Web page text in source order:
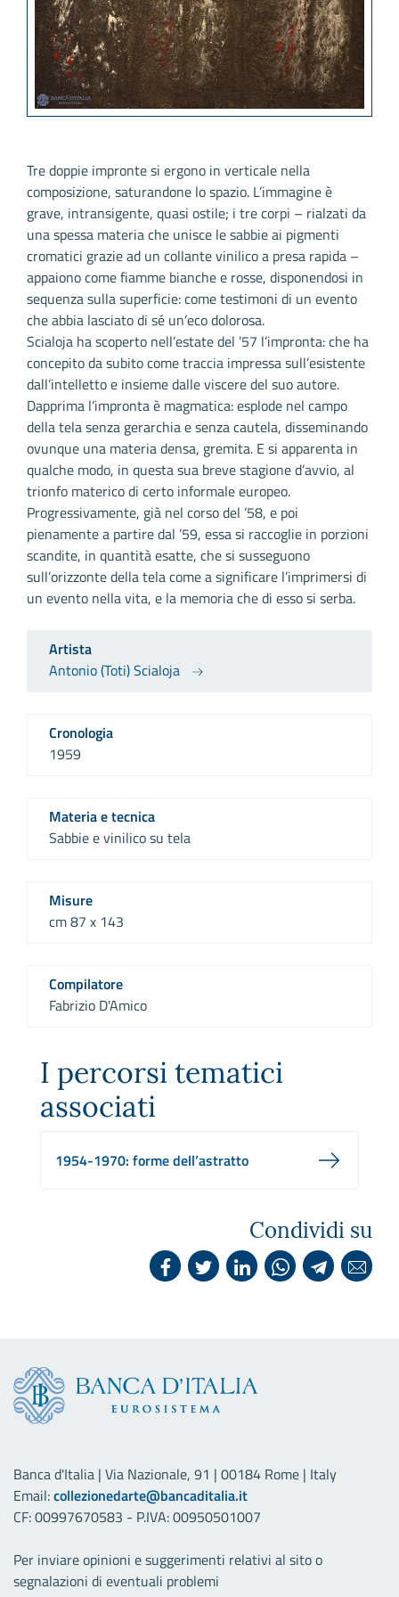
Tre doppie impronte si ergono in verticale nella
composizione, saturandone lo spazio. L’immagine è
grave, intransigente, quasi ostile; i tre corpi – rialzati da
una spessa materia che unisce le sabbie ai pigmenti
cromatici grazie ad un collante vinilico a presa rapida –
appaiono come fiamme bianche e rosse, disponendosi in
sequenza sulla superficie: come testimoni di un evento
che abbia lasciato di sé un’eco dolorosa.
Scialoja ha scoperto nell’estate del ’57 l’impronta: che ha
concepito da subito come traccia impressa sull’esistente
dall’intelletto e insieme dalle viscere del suo autore.
Dapprima l’impronta è magmatica: esplode nel campo
della tela senza gerarchia e senza cautela, disseminando
ovunque una materia densa, gremita. E si apparenta in
qualche modo, in questa sua breve stagione d’avvio, al
trionfo materico di certo informale europeo.
Progressivamente, già nel corso del ’58, e poi
pienamente a partire dal ’59, essa si raccoglie in porzioni
scandite, in quantità esatte, che si susseguono
sull’orizzonte della tela come a significare l’imprimersi di
un evento nella vita, e la memoria che di esso si serba.
Artista
Antonio (Toti) Scialoja
Cronologia
1959
Materia e tecnica
Sabbie e vinilico su tela
Misure
cm 87 x 143
Compilatore
Fabrizio D'Amico
I percorsi tematici
associati
1954-1970: forme dell’astratto
Condividi su
Banca d'Italia | Via Nazionale, 91 | 00184 Rome | Italy
Email:collezionedarte@bancaditalia.it
CF: 00997670583 - P.IVA: 00950501007
Per inviare opinioni e suggerimenti relativi al sito o
segnalazioni di eventuali problemi